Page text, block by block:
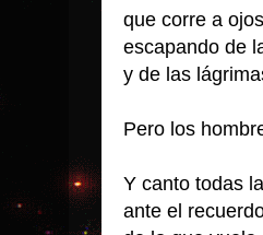
que corre a
escapando de
y de las
Pero los
Y canto todas
ante el